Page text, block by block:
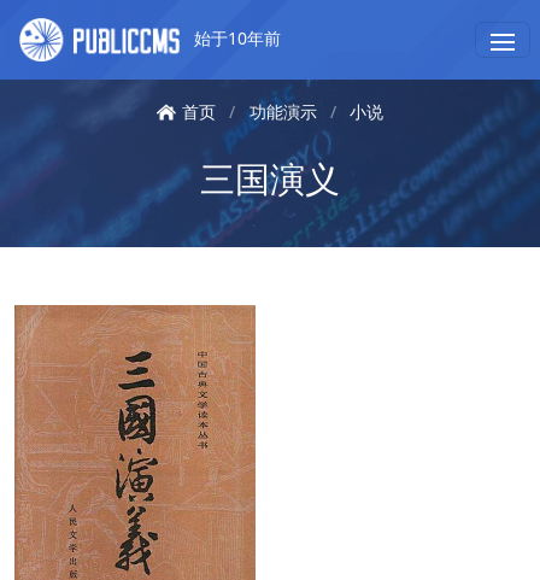
始于10年前
首页 / 功能演示 / 小说
三国演义